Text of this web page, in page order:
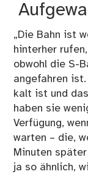
„Die Bahn ist
hinterher
obwohl die S-
angefahren
kalt ist und
haben sie
Verfügung,
warten – die,
Minuten
ja so ähnlich,